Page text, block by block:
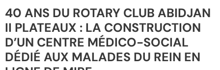
40 ANS DU ROTARY CLUB ABIDJAN
II PLATEAUX : LA CONSTRUCTION
D’UN CENTRE MÉDICO-SOCIAL
DÉDIÉ AUX MALADES DU REIN EN